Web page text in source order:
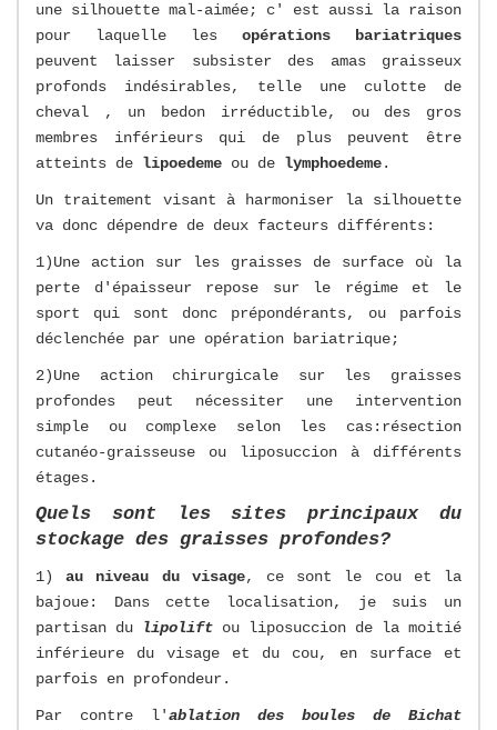
une silhouette mal-aimée; c' est aussi la raison
pour laquelle les opérations bariatriques
peuvent laisser subsister des amas graisseux
profonds indésirables, telle une culotte de
cheval , un bedon irréductible, ou des gros
membres inférieurs qui de plus peuvent être
atteints de lipoedeme ou de lymphoedeme.
Un traitement visant à harmoniser la silhouette
va donc dépendre de deux facteurs différents:
1)Une action sur les graisses de surface où la
perte d'épaisseur repose sur le régime et le
sport qui sont donc prépondérants, ou parfois
déclenchée par une opération bariatrique;
2)Une action chirurgicale sur les graisses
profondes peut nécessiter une intervention
simple ou complexe selon les cas:résection
cutanéo-graisseuse ou liposuccion à différents
étages.
Quels sont les sites principaux du
stockage des graisses profondes?
1)au niveau du visage, ce sont le cou et la
bajoue: Dans cette localisation, je suis un
partisan du
lipolift ou liposuccion de la moitié
inférieure du visage et du cou, en surface et
parfois en profondeur.
Par contre l'ablation des boules de Bichat